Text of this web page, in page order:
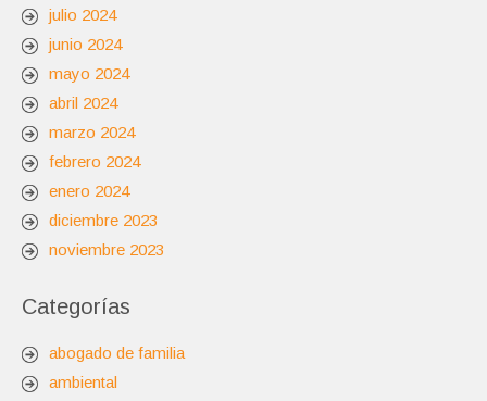
julio 2024
junio 2024
mayo 2024
abril 2024
marzo 2024
febrero 2024
enero 2024
diciembre 2023
noviembre 2023
Categorías
abogado de familia
ambiental